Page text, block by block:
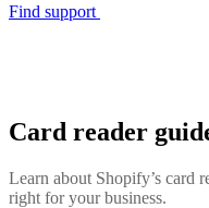
Find support
Card reader
Learn about Shopify’s card
right for your business.